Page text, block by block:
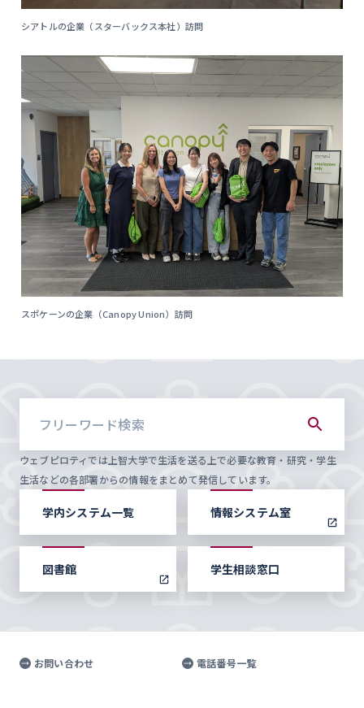
シアトルの企業（スターバックス本社）訪問
スポケーンの企業（Canopy Union）訪問
ウェブピロティでは上智大学で生活を送る上で必要な教育・研究・学生
生活などの各部署からの情報をまとめて発信しています。
学内システム一覧 情報システム室
図書館 学生相談窓口
お問い合わせ 電話番号一覧